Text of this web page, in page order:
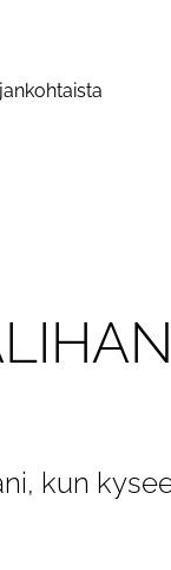
LIHAN
kun